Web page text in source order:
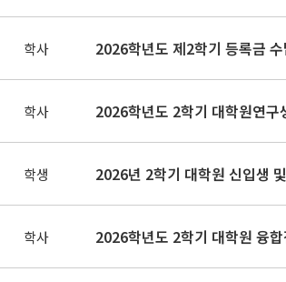
학사 2026학년도 제2학기 등록금
학사 2026학년도 2학기 대학원연구
학생 2026년 2학기 대학원 신입생
학사 2026학년도 2학기 대학원 융